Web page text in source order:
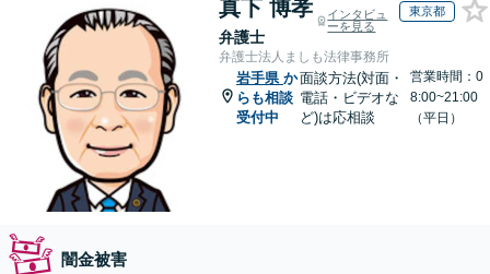
真下 博孝
弁護士
インタビュ
ーを見る
東京都
弁護士法人ましも法律事務所
岩手県 か
らも相談
受付中
面談方法(対面・
電話・ビデオな
ど)は応相談
営業時間：0
8:00~21:00
（平日）
闇金被害